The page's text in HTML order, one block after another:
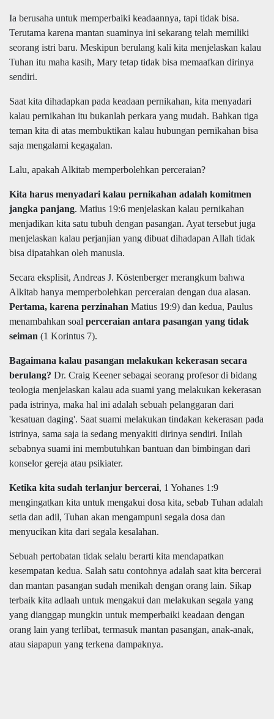
Ia berusaha untuk memperbaiki keadaannya, tapi tidak bisa.
Terutama karena mantan suaminya ini sekarang telah memiliki
seorang istri baru. Meskipun berulang kali kita menjelaskan kalau
Tuhan itu maha kasih, Mary tetap tidak bisa memaafkan dirinya
sendiri.
Saat kita dihadapkan pada keadaan pernikahan, kita menyadari
kalau pernikahan itu bukanlah perkara yang mudah. Bahkan tiga
teman kita di atas membuktikan kalau hubungan pernikahan bisa
saja mengalami kegagalan.
Lalu, apakah Alkitab memperbolehkan perceraian?
Kita harus menyadari kalau pernikahan adalah komitmen
jangka panjang. Matius 19:6 menjelaskan kalau pernikahan
menjadikan kita satu tubuh dengan pasangan. Ayat tersebut juga
menjelaskan kalau perjanjian yang dibuat dihadapan Allah tidak
bisa dipatahkan oleh manusia.
Secara eksplisit, Andreas J. Köstenberger merangkum bahwa
Alkitab hanya memperbolehkan perceraian dengan dua alasan.
Pertama, karena perzinahan Matius 19:9) dan kedua, Paulus
menambahkan soal perceraian antara pasangan yang tidak
seiman (1 Korintus 7).
Bagaimana kalau pasangan melakukan kekerasan secara
berulang? Dr. Craig Keener sebagai seorang profesor di bidang
teologia menjelaskan kalau ada suami yang melakukan kekerasan
pada istrinya, maka hal ini adalah sebuah pelanggaran dari
'kesatuan daging'. Saat suami melakukan tindakan kekerasan pada
istrinya, sama saja ia sedang menyakiti dirinya sendiri. Inilah
sebabnya suami ini membutuhkan bantuan dan bimbingan dari
konselor gereja atau psikiater.
Ketika kita sudah terlanjur bercerai, 1 Yohanes 1:9
mengingatkan kita untuk mengakui dosa kita, sebab Tuhan adalah
setia dan adil, Tuhan akan mengampuni segala dosa dan
menyucikan kita dari segala kesalahan.
Sebuah pertobatan tidak selalu berarti kita mendapatkan
kesempatan kedua. Salah satu contohnya adalah saat kita bercerai
dan mantan pasangan sudah menikah dengan orang lain. Sikap
terbaik kita adlaah untuk mengakui dan melakukan segala yang
yang dianggap mungkin untuk memperbaiki keadaan dengan
orang lain yang terlibat, termasuk mantan pasangan, anak-anak,
atau siapapun yang terkena dampaknya.